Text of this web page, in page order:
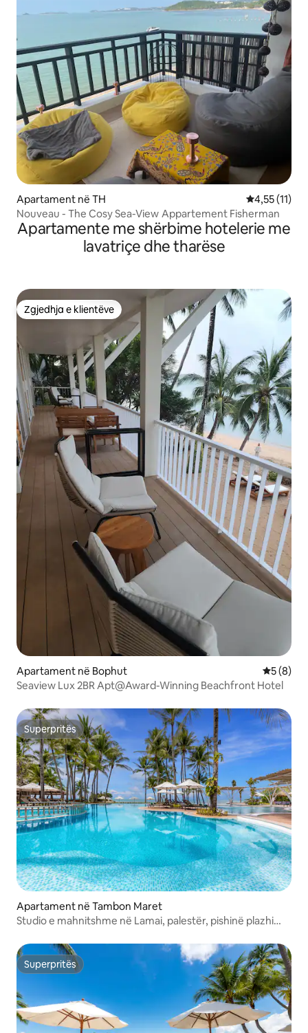
Apartament në TH Vlerësimi
4,55 (11)
Nouveau - The Cosy Sea-View Appartement Fisherman
Apartamente me shërbime hotelerie me
lavatriçe dhe tharëse
Zgjedhja e klientëve
Zgjedhja e klientëve
Apartament në Bophut
5 (8)
Seaview Lux 2BR Apt@Award-Winning Beachfront Hotel
Superpritës
Superpritës
Apartament në Tambon Maret
Studio e mahnitshme në Lamai, palestër, pishinë plazhi
Superpritës
Superpritës